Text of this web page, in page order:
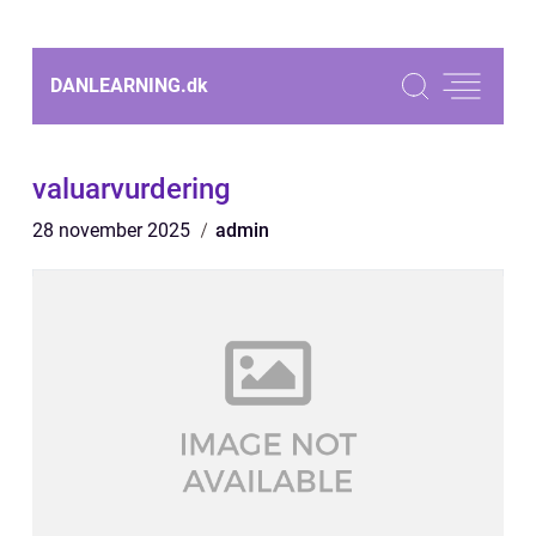
DANLEARNING.dk
valuarvurdering
28 november 2025 admin